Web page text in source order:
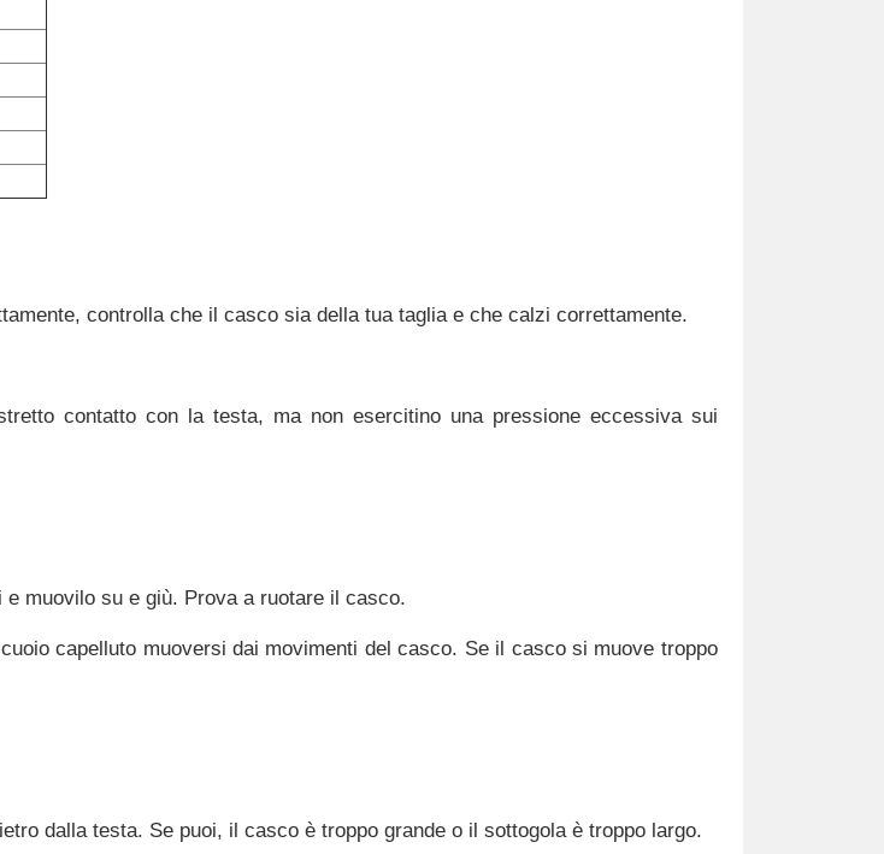
controlla che il casco sia della tua taglia e che calzi correttamente.
contatto con la testa, ma non esercitino una pressione eccessiva sui
muovilo su e giù. Prova a ruotare il casco.
capelluto muoversi dai movimenti del casco. Se il casco si muove troppo
dalla testa. Se puoi, il casco è troppo grande o il sottogola è troppo largo.